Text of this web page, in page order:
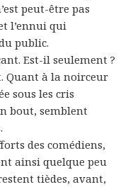
peut-être pas
l’ennui qui
public.
Est-il seulement ?
Quant à la noirceur
sous les cris
bout, semblent
des comédiens,
ainsi quelque peu
tièdes, avant,